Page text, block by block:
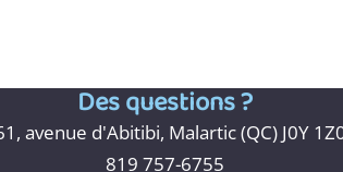
Des questions ?
avenue d'Abitibi, Malartic (QC) J0Y
819 757-6755